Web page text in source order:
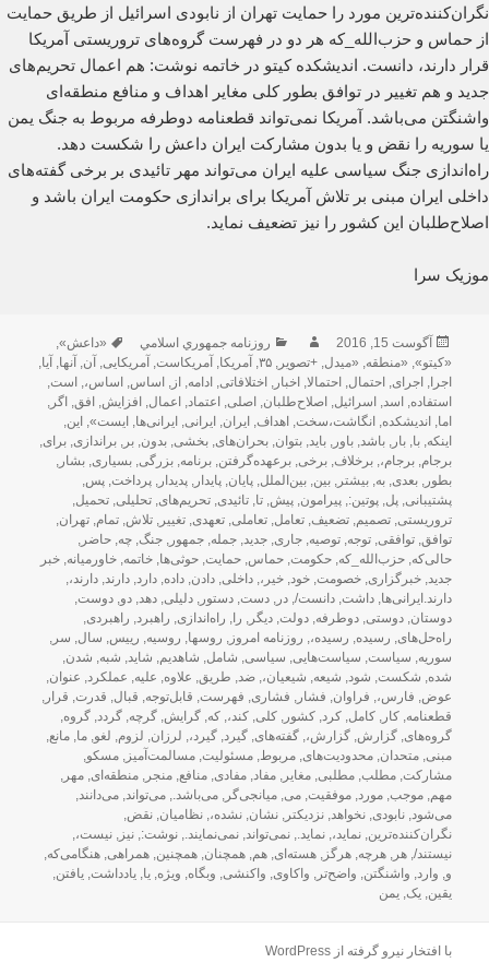
نگران‌کننده‌ترین مورد را حمایت تهران از نابودی اسرائیل از طریق حمایت
از حماس و حزب‌الله_که هر دو در فهرست گروه‌های تروریستی آمریکا
قرار دارند، دانست. اندیشکده کیتو در خاتمه نوشت: هم اعمال تحریم‌های
جدید و هم تغییر در توافق بطور کلی مغایر اهداف و منافع منطقه‌ای
واشنگتن می‌باشد. آمریکا نمی‌تواند قطعنامه دوطرفه مربوط به جنگ یمن
یا سوریه را نقض و یا بدون مشارکت ایران داعش را شکست دهد.
راه‌اندازی جنگ سیاسی علیه ایران می‌تواند مهر تائیدی بر برخی گفته‌های
داخلی ایران مبنی بر تلاش آمریکا برای براندازی حکومت ایران باشد و
اصلاح‌طلبان این کشور را نیز تضعیف نماید.
موزیک سرا
ارسال
شده
در
آگوست 15, 2016 نویسندهدسته‌ها
روزنامه جمهوري اسلامي برچسب‌ها
«داعش»,
«کیتو», «منطقه, «میدل,+تصویر,۳۵, آمریکا, آمریکاست, آمریکایی, آن, آنها, آیا,
اجرا, اجرای, احتمال, احتمالا, اخبار, اختلافاتی, ادامه, از, اساس, اساس،, است,
استفاده, اسد, اسرائیل, اصلاح‌طلبان, اصلی, اعتماد, اعمال, افزایش, افق, اگر,
اما, اندیشکده, انگاشت،سخت, اهداف, ایران, ایرانی, ایرانی‌ها, ایست», این,
اینکه,با,بار,باشد,باور,باید,بتوان,بحران‌های,بخشی,بدون,بر,براندازی,برای,
برجام,برجام،,برخلاف,برخی,برعهده‌گرفتن,برنامه,بزرگی,بسیاری,بشار,
بطور,بعدی,به,بیشتر,بین,بین‌الملل,پایان,پایدار,پدیدار,پرداخت,پس,
پشتیبانی,پل,پوتین:,پیرامون,پیش,تا,تائیدی,تحریم‌های,تحلیلی,تحمیل,
تروریستی,تصمیم,تضعیف,تعامل,تعاملی,تعهدی,تغییر,تلاش,تمام,تهران,
توافق,توافقی,توجه,توصیه,جاری,جدید,جمله,جمهور,جنگ,چه,حاضر,
حالی‌که,حزب‌الله_که,حکومت,حماس,حمایت,حوثی‌ها,خاتمه,خاورمیانه,خبر
جدید,خبرگزاری,خصومت,خود,خیر،,داخلی,دادن,داده,دارد,دارند,دارند،,
دارند.ایرانی‌ها,داشت,دانست/,در,دست,دستور,دلیلی,دهد,دو,دوست,
دوستان,دوستی,دوطرفه,دولت,دیگر, را, راه‌اندازی, راهبرد, راهبردی,
راه‌حل‌های, رسیده, رسیده،, روزنامه امروز, روسها, روسیه, رییس, سال, سر,
سوریه, سیاست, سیاست‌هایی, سیاسی, شامل, شاهدیم, شاید, شبه, شدن,
شده, شکست, شود, شیعه, شیعیان،,ضد, طریق, علاوه, علیه, عملکرد, عنوان,
عوض, فارس،, فراوان, فشار, فشاری, فهرست, قابل‌توجه, قبال, قدرت, قرار,
قطعنامه,کار,کامل,کرد,کشور,کلی,کند،,که,گرایش,گرچه,گردد,گروه,
گروه‌های,گزارش,گزارش،,گفته‌های,گیرد,گیرد،, لرزان, لزوم, لغو,ما,مانع,
مبنی,متحدان,محدودیت‌های,مربوط,مسئولیت,مسالمت‌آمیز,مسکو,
مشارکت,مطلب,مطلبی,مغایر,مفاد,مفادی,منافع,منجر,منطقه‌ای,مهر,
مهم,موجب,مورد,موفقیت,می,میانجی‌گر,می‌باشد.,می‌تواند,می‌دانند,
می‌شود,نابودی,نخواهد,نزدیکتر,نشان,نشده،,نظامیان,نقض,
نگران‌کننده‌ترین,نماید،,نماید.,نمی‌تواند,نمی‌نمایند.,نوشت:,نیز,نیست،,
نیستند/,هر,هرچه,هرگز,هسته‌ای,هم,همچنان,همچنین,همراهی,هنگامی‌که,
و, وارد, واشنگتن, واضح‌تر, واکاوی, واکنشی, وبگاه, ویژه,یا,یادداشت,یافتن,
یقین,یک,یمن
با افتخار نیرو گرفته از WordPress